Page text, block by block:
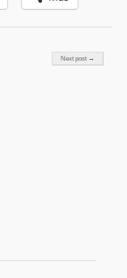
Next post →